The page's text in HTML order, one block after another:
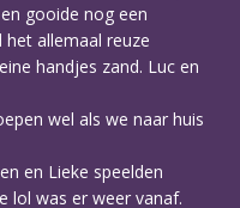
gooide nog een
allemaal reuze
handjes zand. Luc en
wel als we naar huis
en Lieke speelden
lol was er weer vanaf.